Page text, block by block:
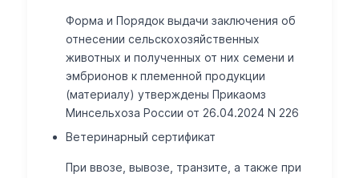
Форма и Порядок выдачи заключения об
отнесении сельскохозяйственных
животных и полученных от них семени и
эмбрионов к племенной продукции
(материалу) утверждены Прикаомз
Минсельхоза России от 26.04.2024 N 226
Ветеринарный сертификат
При ввозе, вывозе, транзите, а также при